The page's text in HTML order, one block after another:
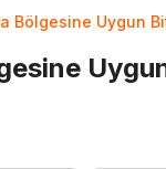
Bölgesine Uygun